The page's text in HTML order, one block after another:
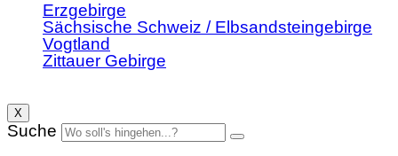
Erzgebirge
Sächsische Schweiz / Elbsandsteingebirge
Vogtland
Zittauer Gebirge
X
Suche